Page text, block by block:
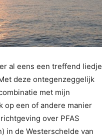
al eens een treffend liedje
deze ontegenzeggelijk
met mijn
op een of andere manier
over PFAS
in de Westerschelde van